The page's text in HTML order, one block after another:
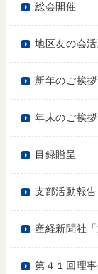
総会開催
地区友の会
新年のご挨拶
年末のご挨拶
目録贈呈
支部活動報
産経新聞社
第４１回理